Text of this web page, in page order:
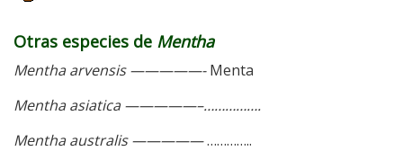
Otras especies de Mentha
Mentha arvensis —————-Menta
Mentha asiatica —————–…………….
Mentha australis —————…………..